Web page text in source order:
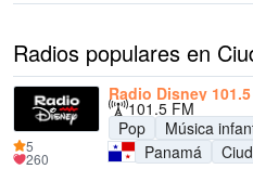
Radios populares en
Radio Disney
101.5 FM
Pop
Música
Panamá
5
260